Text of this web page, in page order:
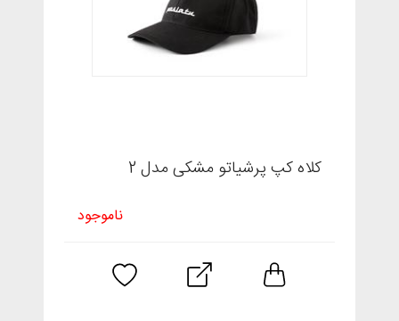
کلاه کپ پرشیاتو مشکی مدل 2
ناموجود